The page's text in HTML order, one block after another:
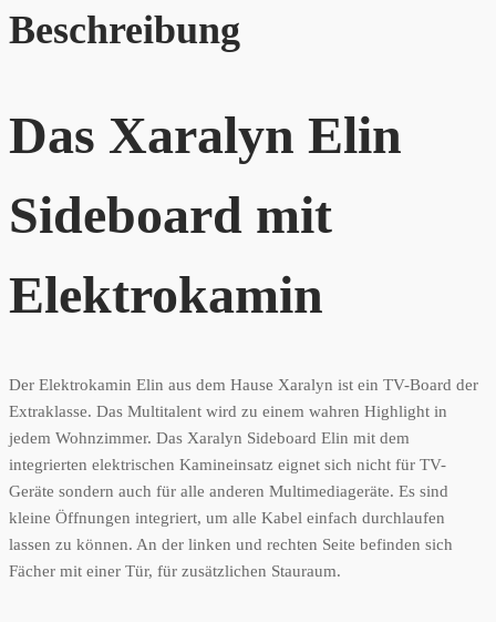
Beschreibung
Das Xaralyn Elin
Sideboard mit
Elektrokamin
Der Elektrokamin Elin aus dem Hause Xaralyn ist ein TV-Board der
Extraklasse. Das Multitalent wird zu einem wahren Highlight in
jedem Wohnzimmer. Das Xaralyn Sideboard Elin mit dem
integrierten elektrischen Kamineinsatz eignet sich nicht für TV-
Geräte sondern auch für alle anderen Multimediageräte. Es sind
kleine Öffnungen integriert, um alle Kabel einfach durchlaufen
lassen zu können. An der linken und rechten Seite befinden sich
Fächer mit einer Tür, für zusätzlichen Stauraum.